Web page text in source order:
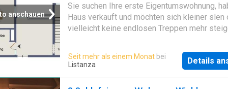
anschauen
Sie suchen Ihre erste Eigentumswohnung,
Haus verkauft und möchten sich kleiner slen
vielleicht keine endlosen Treppen mehr
gut geschnittene und direkt am
Radevormwald gelegene
dem Baujahr 1973 ist bezugsfrei und
Seit mehr als einem Monat bei
Listanza
Details